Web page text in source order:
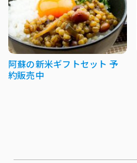
阿蘇の新米ギフトセット 予
約販売中